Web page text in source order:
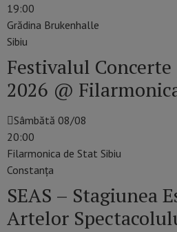
19:00
Grădina Brukenhalle
Sibiu
Festivalul Concerte
2026 @
Sâmbătă 08/08
20:00
Filarmonica de Stat Sibiu
Constanţa
SEAS – Stagiunea
Artelor